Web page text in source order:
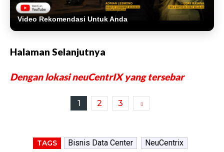
Video Rekomendasi Untuk Anda
Halaman Selanjutnya
Dengan lokasi neuCentrIX yang tersebar
1 2 3
TAGS Bisnis Data Center NeuCentrix